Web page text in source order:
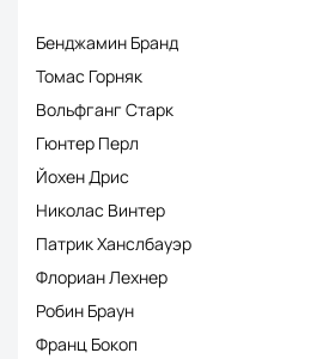
Бенджамин Бранд
Томас Горняк
Вольфганг Старк
Гюнтер Перл
Йохен Дрис
Николас Винтер
Патрик Ханслбауэр
Флориан Лехнер
Робин Браун
Франц Бокоп